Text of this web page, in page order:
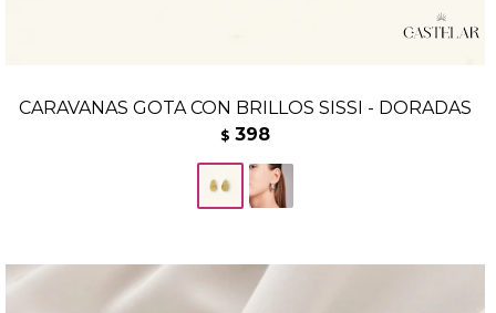
CARAVANAS GOTA CON BRILLOS SISSI - DORADAS
$ 398